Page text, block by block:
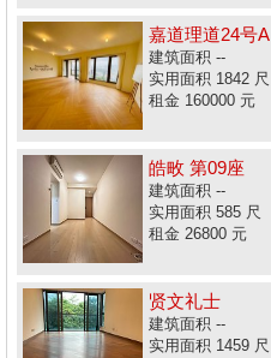
嘉道理道24号A
建筑面积 --
实用面积 1842 尺
租金 160000 元
皓畋 第09座
建筑面积 --
实用面积 585 尺
租金 26800 元
贤文礼士
建筑面积 --
实用面积 1459 尺